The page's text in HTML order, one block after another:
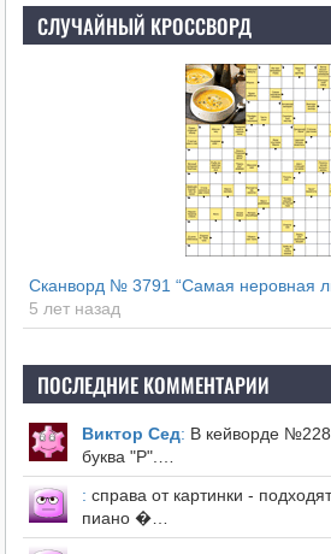
СЛУЧАЙНЫЙ КРОССВОРД
Сканворд № 3791 “Самая неровная
5 лет назад
ПОСЛЕДНИЕ КОММЕНТАРИИ
Виктор Сед: В кейворде
буква "Р".…
: справа от картинки -
пиано �…